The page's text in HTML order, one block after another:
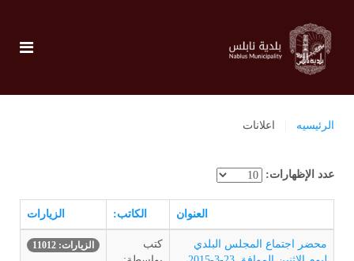
الرئيسيه اعلانات
عدد الإظهارات:
العنوان الكاتب: الزيارات
محضر اجتماع المجلس البلدي
كتب
الزيارات: 11012